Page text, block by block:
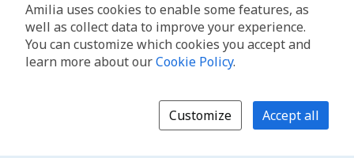
Amilia uses cookies to enable some features, as
well as collect data to improve your experience.
You can customize which cookies you accept and
learn more about ourCookie Policy.
Customize Accept all